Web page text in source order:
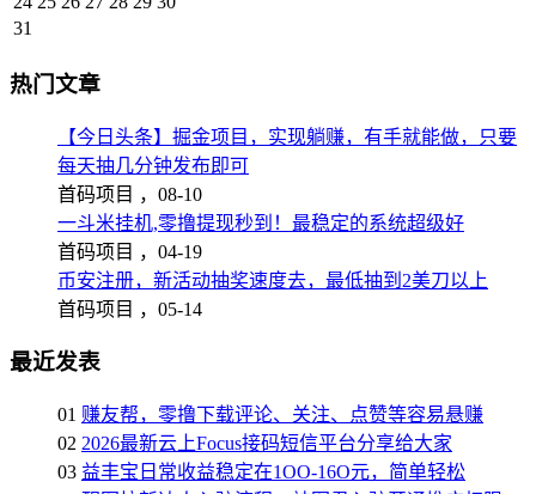
31
热门文章
【今日头条】掘金项目，实现躺赚，有手就能做，只要
每天抽几分钟发布即可
首码项目 ， 08-10
一斗米挂机,零撸提现秒到！最稳定的系统超级好
首码项目 ， 04-19
币安注册，新活动抽奖速度去，最低抽到2美刀以上
首码项目 ， 05-14
最近发表
01 赚友帮，零撸下载评论、关注、点赞等容易悬赚
02 2026最新云上Focus接码短信平台分享给大家
03 益丰宝日常收益稳定在1OO-16O元，简单轻松